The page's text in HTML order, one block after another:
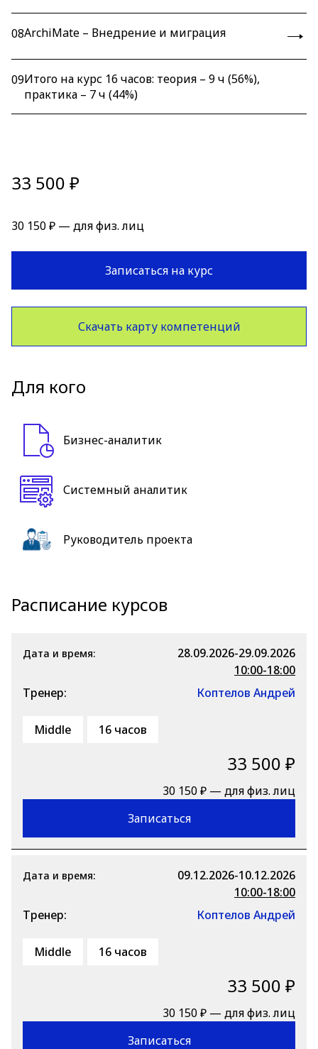
08ArchiMate – Внедрение и миграция
09Итого на курс 16 часов: теория – 9 ч (56%),
практика – 7 ч (44%)
33 500 ₽
30 150 ₽ — для физ. лиц
Записаться на курс
Скачать карту компетенций
Для кого
Бизнес-аналитик
Системный аналитик
Руководитель проекта
Расписание курсов
Дата и время:
28.09.2026-29.09.2026
10:00-18:00
Тренер:
Коптелов Андрей
Middle 16 часов
33 500 ₽
30 150 ₽ — для физ. лиц
Записаться
Дата и время:
09.12.2026-10.12.2026
10:00-18:00
Тренер:
Коптелов Андрей
Middle 16 часов
33 500 ₽
30 150 ₽ — для физ. лиц
Записаться